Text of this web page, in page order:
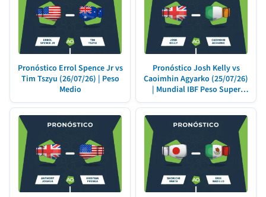
Pronóstico Errol Spence Jr vs
Tim Tszyu (26/07/26) | Peso
Medio
Pronóstico Josh Kelly vs
Caoimhin Agyarko (25/07/26)
| Mundial IBF Peso Super
Welter